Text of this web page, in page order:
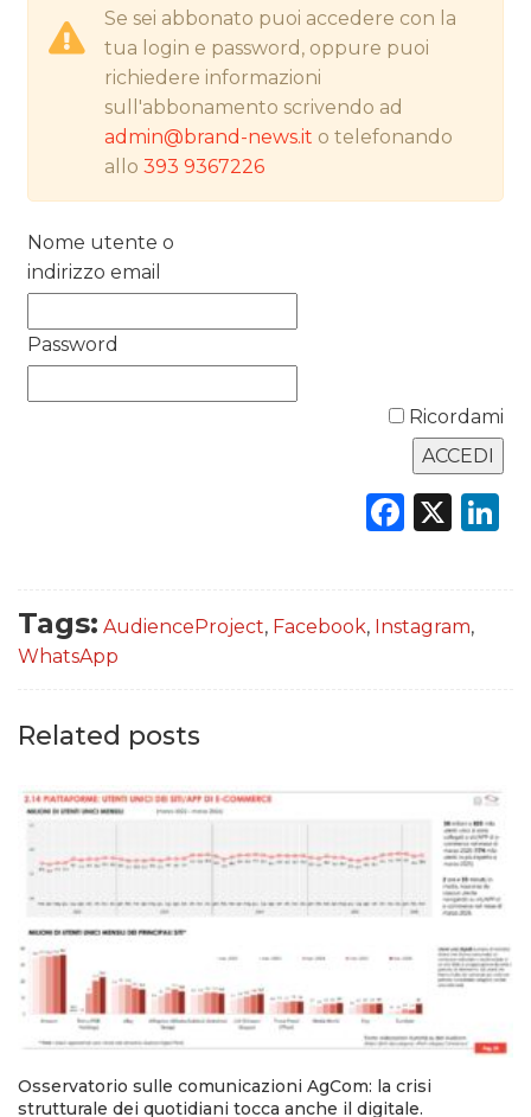
NORMATIVE
CASE HISTORY
Se sei abbonato puoi accedere con la
tua login e password, oppure puoi
richiedere informazioni
sull'abbonamento scrivendo ad
admin@brand-news.it o telefonando
allo393 9367226
Nome utente o
indirizzo email
Password
Ricordami
X
Tags: AudienceProject, Facebook, Instagram,
WhatsApp
Related posts
Osservatorio sulle comunicazioni AgCom: la crisi
strutturale dei quotidiani tocca anche il digitale.